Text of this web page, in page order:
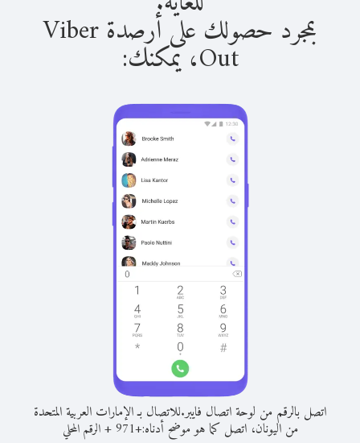
بمجرد حصولك على أرصدة Viber
Out، يمكنك:
اتصل بالرقم من لوحة اتصال فايبر.للاتصال بـ الإمارات العربية المتحدة
من اليونان، اتصل كما هو موضح أدناه:+
971
+الرقم المحلي